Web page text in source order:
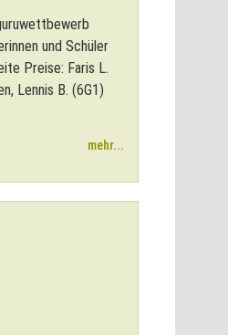
und Schüler
Preise: Faris L.
Lennis B. (6G1)
mehr...